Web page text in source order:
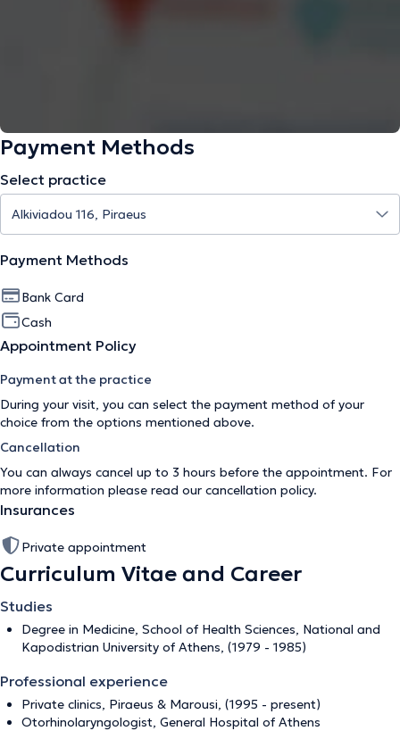
Payment Methods
Select practice
Payment Methods
Bank Card
Cash
Appointment Policy
Payment at the practice
During your visit, you can select the payment method of your
choice from the options mentioned above.
Cancellation
You can always cancel up to 3 hours before the appointment. For
more information please read our cancellation policy.
Insurances
Private appointment
Curriculum Vitae and Career
Studies
Degree in Medicine, School of Health Sciences, National and
Kapodistrian University of Athens, (1979 - 1985)
Professional experience
Private clinics, Piraeus & Marousi, (1995 - present)
Otorhinolaryngologist, General Hospital of Athens